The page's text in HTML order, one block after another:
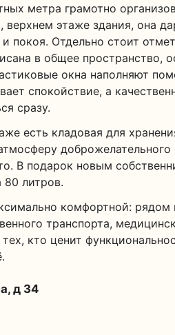
метра грамотно
этаже здания, она
Отдельно стоит
в общее пространство,
окна наполняют
спокойствие, а
сразу.
есть кладовая для
доброжелательного
В подарок новым
80 литров.
комфортной: рядом
транспорта,
кто ценит
д 34